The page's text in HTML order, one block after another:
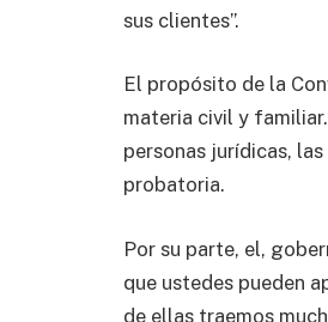
sus clientes”.
El propósito de la
materia civil y
personas jurídicas,
probatoria.
Por su parte, el,
que ustedes pueden
de ellas traemos